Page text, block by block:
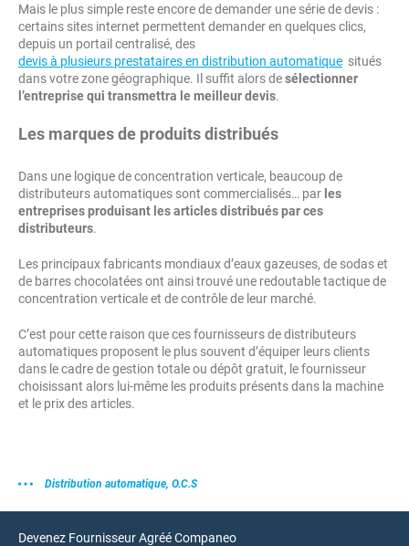
Mais le plus simple reste encore de demander une série de devis :
certains sites internet permettent demander en quelques clics,
depuis un portail centralisé, des
devis à plusieurs prestataires en distribution automatique situés
dans votre zone géographique. Il suffit alors desélectionner
l’entreprise qui transmettra le meilleur devis.
Les marques de produits distribués
Dans une logique de concentration verticale, beaucoup de
distributeurs automatiques sont commercialisés… par les
entreprises produisant les articles distribués par ces
distributeurs.
Les principaux fabricants mondiaux d’eaux gazeuses, de sodas et
de barres chocolatées ont ainsi trouvé une redoutable tactique de
concentration verticale et de contrôle de leur marché.
C’est pour cette raison que ces fournisseurs de distributeurs
automatiques proposent le plus souvent d’équiper leurs clients
dans le cadre de gestion totale ou dépôt gratuit, le fournisseur
choisissant alors lui-même les produits présents dans la machine
et le prix des articles.
Distribution automatique, O.C.S
Devenez Fournisseur Agréé Companeo